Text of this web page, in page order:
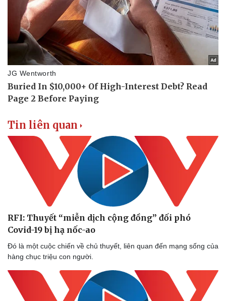
Tin liên quan
RFI: Thuyết “miễn dịch cộng đồng” đối phó
Covid-19 bị hạ nốc-ao
Đó là một cuộc chiến về chủ thuyết, liên quan đến mạng sống của
hàng chục triệu con người.